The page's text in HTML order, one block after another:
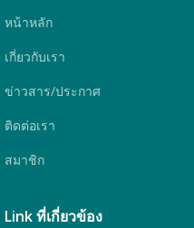
หน้าหลัก
เกี่ยวกับเรา
ข่าวสาร/ประกาศ
ติดต่อเรา
สมาชิก
Link ที่เกี่ยวข้อง